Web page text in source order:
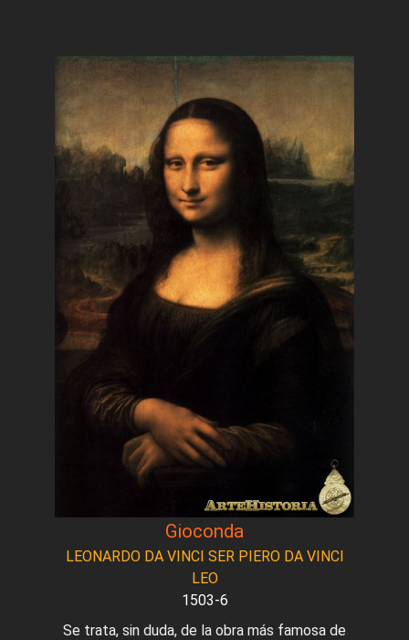
Gioconda
LEONARDO DA VINCI SER PIERO DA VINCI
LEO
1503-6
Se trata, sin duda, de la obra más famosa de